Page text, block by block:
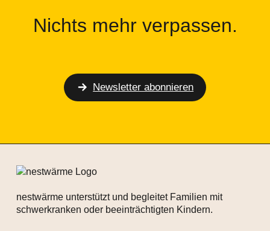
Nichts mehr verpassen.
Newsletter abonnieren
nestwärme unterstützt und begleitet Familien mit
schwerkranken oder beeinträchtigten Kindern.